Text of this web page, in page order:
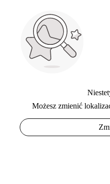
Możesz zmienić